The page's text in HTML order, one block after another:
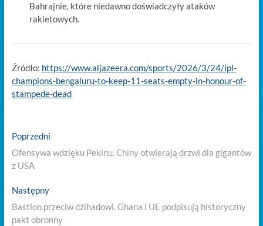
Bahrajnie, które niedawno doświadczyły ataków
rakietowych.
Źródło: https://www.aljazeera.com/sports/2026/3/24/ipl-
champions-bengaluru-to-keep-11-seats-empty-in-honour-of-
stampede-dead
Nawigacja
wpisu
PoprzedniPrevious
post:
Ofensywa wdzięku Pekinu. Chiny otwierają drzwi dla gigantów
z USA
NastępnyNext
post:
Bastion przeciw dżihadowi. Ghana i UE podpisują historyczny
pakt obronny